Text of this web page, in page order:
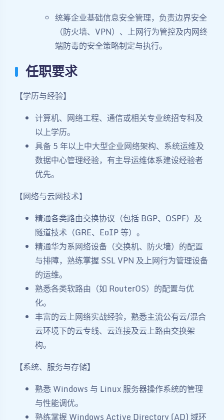
统筹企业基础信息安全管理，负责边界安全
（防火墙、VPN）、上网行为管控及内网终
端防毒的安全策略制定与执行。
任职要求
【学历与经验】
计算机、网络工程、通信或相关专业统招专科及
以上学历。
具备 5 年以上中大型企业网络架构、系统运维及
数据中心管理经验，有主导运维体系建设经验者
优先。
【网络与云网技术】
精通各类路由交换协议（包括 BGP、OSPF）及
隧道技术（GRE、EoIP 等）。
精通华为系网络设备（交换机、防火墙）的配置
与排障，熟练掌握 SSL VPN 及上网行为管理设备
的运维。
熟悉各类软路由（如 RouterOS）的配置与优
化。
丰富的云上网络实战经验，熟悉主流公有云/混合
云环境下的云专线、云连接及云上路由交换架
构。
【系统、服务与存储】
熟悉 Windows 与 Linux 服务器操作系统的管理
与性能调优。
熟练掌握 Windows Active Directory (AD) 域环